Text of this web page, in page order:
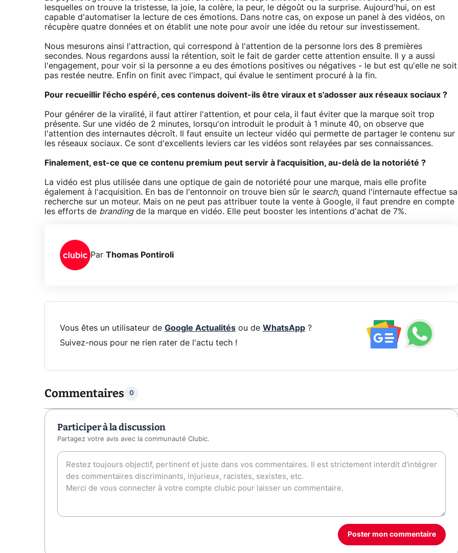
lesquelles on trouve la tristesse, la joie, la colère, la peur, le dégoût ou la surprise. Aujourd'hui, on est
capable d'automatiser la lecture de ces émotions. Dans notre cas, on expose un panel à des vidéos, on
récupère quatre données et on établit une note pour avoir une idée du retour sur investissement.
Nous mesurons ainsi l'attraction, qui correspond à l'attention de la personne lors des 8 premières
secondes. Nous regardons aussi la rétention, soit le fait de garder cette attention ensuite. Il y a aussi
l'engagement, pour voir si la personne a eu des émotions positives ou négatives - le but est qu'elle ne soit
pas restée neutre. Enfin on finit avec l'impact, qui évalue le sentiment procuré à la fin.
Pour recueillir l'écho espéré, ces contenus doivent-ils être viraux et s'adosser aux réseaux sociaux ?
Pour générer de la viralité, il faut attirer l'attention, et pour cela, il faut éviter que la marque soit trop
présente. Sur une vidéo de 2 minutes, lorsqu'on introduit le produit à 1 minute 40, on observe que
l'attention des internautes décroît. Il faut ensuite un lecteur vidéo qui permette de partager le contenu sur
les réseaux sociaux. Ce sont d'excellents leviers car les vidéos sont relayées par ses connaissances.
Finalement, est-ce que ce contenu premium peut servir à l'acquisition, au-delà de la notoriété ?
La vidéo est plus utilisée dans une optique de gain de notoriété pour une marque, mais elle profite
également à l'acquisition. En bas de l'entonnoir on trouve bien sûr le search, quand l'internaute effectue sa
recherche sur un moteur. Mais on ne peut pas attribuer toute la vente à Google, il faut prendre en compte
les efforts de brandingde la marque en vidéo. Elle peut booster les intentions d'achat de 7%.
Par Thomas Pontiroli
Vous êtes un utilisateur de Google Actualitésou de WhatsApp?
Suivez-nous pour ne rien rater de l'actu tech !
Commentaires 0
Participer à la discussion
Partagez votre avis avec la communauté Clubic.
Poster mon commentaire